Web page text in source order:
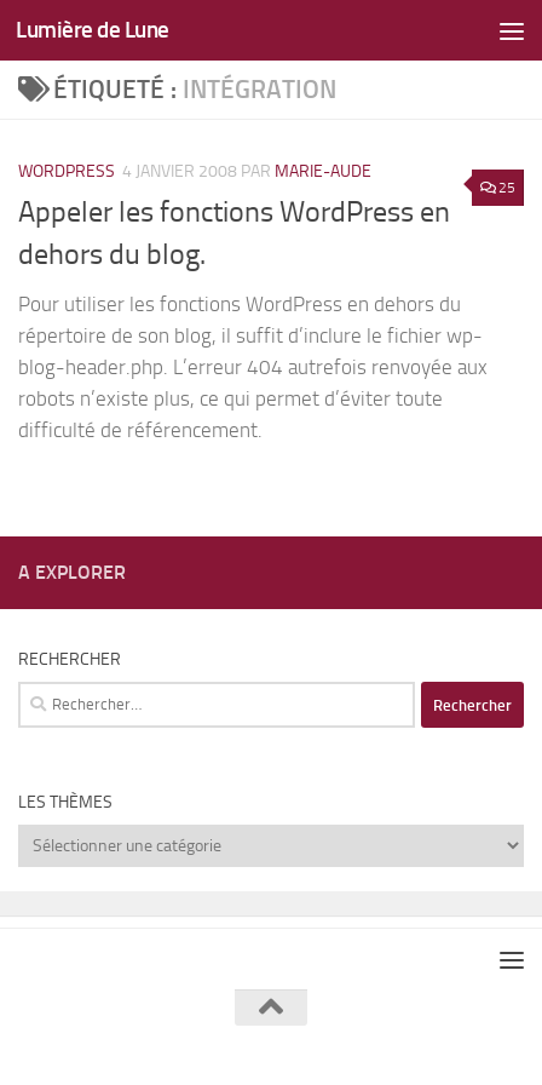
Skip to content
Lumière de Lune
ÉTIQUETÉ : INTÉGRATION
25
WORDPRESS 4 JANVIER 2008 PAR MARIE-AUDE
Appeler les fonctions WordPress en
dehors du blog.
Pour utiliser les fonctions WordPress en dehors du
répertoire de son blog, il suffit d’inclure le fichier wp-
blog-header.php. L’erreur 404 autrefois renvoyée aux
robots n’existe plus, ce qui permet d’éviter toute
difficulté de référencement.
A EXPLORER
RECHERCHER
Rechercher :
LES THÈMES
Les
thèmes